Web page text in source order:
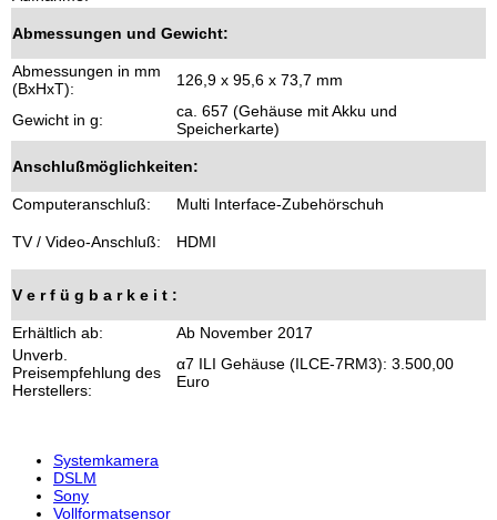
Abmessungen und Gewicht:
Abmessungen in mm
(BxHxT):
126,9 x 95,6 x 73,7 mm
Gewicht in g:
ca. 657 (Gehäuse mit Akku und
Speicherkarte)
Anschlußmöglichkeiten:
Computeranschluß: Multi Interface-Zubehörschuh
TV / Video-Anschluß: HDMI
V e r f ü g b a r k e i t :
Erhältlich ab:
Ab November 2017
Unverb.
Preisempfehlung des
Herstellers:
α7 ILI Gehäuse (ILCE-7RM3): 3.500,00
Euro
Systemkamera
DSLM
Sony
Vollformatsensor